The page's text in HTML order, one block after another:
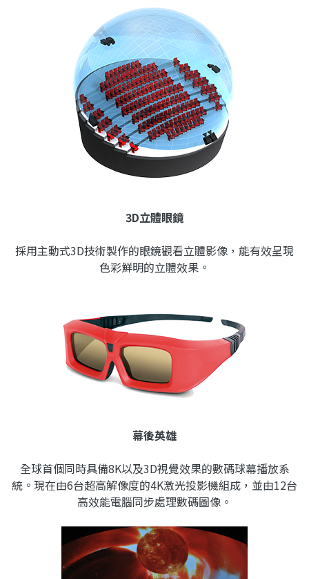
3D立體眼鏡
採用主動式3D技術製作的眼鏡觀看立體影像，能有效呈現
色彩鮮明的立體效果。
幕後英雄
全球首個同時具備8K以及3D視覺效果的數碼球幕播放系
統。現在由6台超高解像度的4K激光投影機組成，並由12台
高效能電腦同步處理數碼圖像。